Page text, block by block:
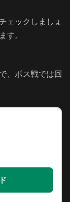
ェックしましょ
す。
、ボス戦では回